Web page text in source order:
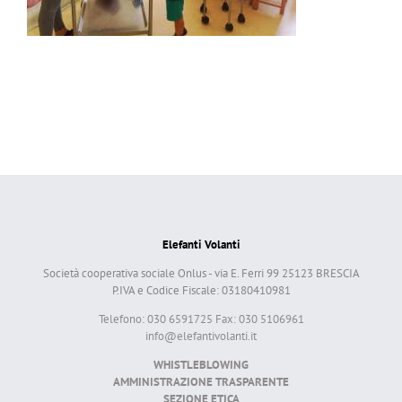
Elefanti Volanti
Società cooperativa sociale Onlus - via E. Ferri 99 25123 BRESCIA
P.IVA e Codice Fiscale: 03180410981
Telefono: 030 6591725 Fax: 030 5106961
info@elefantivolanti.it
WHISTLEBLOWING
AMMINISTRAZIONE TRASPARENTE
SEZIONE ETICA